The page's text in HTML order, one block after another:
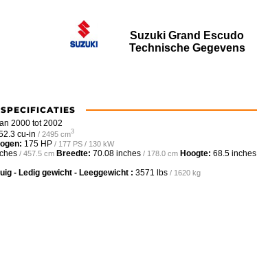
Suzuki Grand Escudo
Technische Gegevens
2000 tot 2002
cu-in / 2495 cm3
175 HP / 177 PS / 130 kW
/ 457.5 cm Breedte: 70.08 inches / 178.0 cm Hoogte: 68.5 inches
- Ledig gewicht - Leeggewicht : 3571 lbs / 1620 kg